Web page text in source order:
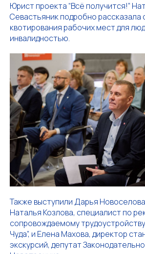
Юрист проекта “Всё получится!”
Севастьяник подробно рассказала
квотирования рабочих мест для
инвалидностью.
Также выступили Дарья
Наталья Козлова, специалист по
сопровождаемому
Чуда”, и Елена Махова, директор
экскурсий, депутат